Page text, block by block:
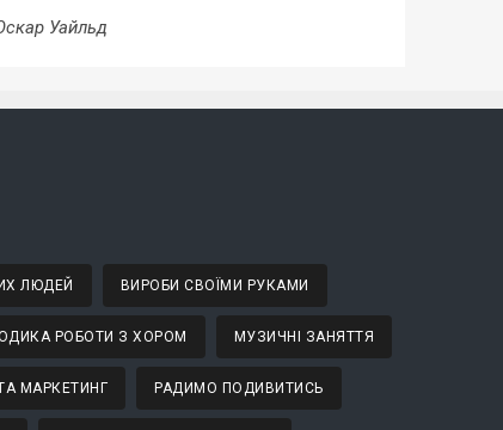
Кінг
ЛЮДЕЙ ВИРОБИ СВОЇМИ РУКАМИ
РОБОТИ З ХОРОМ МУЗИЧНІ ЗАНЯТТЯ
МАРКЕТИНГ РАДИМО ПОДИВИТИСЬ